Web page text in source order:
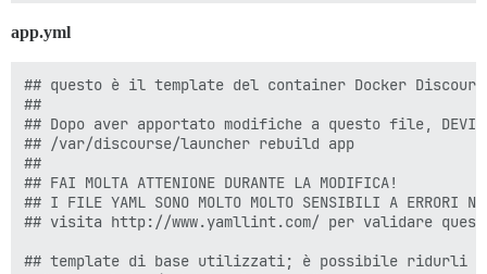
          guest: /shared
host: /var/discourse/shared/standalone/
          guest: /var/log
    ## Plugins go here
## see https://meta.discourse.org/t/19157 for
    hooks:
      after_postgres:
- exec: sudo -u postgres createdb
         - exec:
              stdin: |
app.yml
## questo è il template del container Docker
##
## Dopo aver apportato modifiche a questo file,
## /var/discourse/launcher rebuild app
##
## FAI MOLTA ATTENIONE DURANTE LA MODIFICA!
## I FILE YAML SONO MOLTO MOLTO SENSIBILI A ERRORI
## visita http://www.yamllint.com/ per validare
## template di base utilizzati; è possibile ridurli